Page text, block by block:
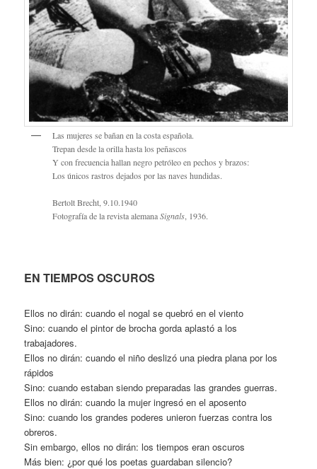
Las mujeres se bañan en la costa española.
Trepan desde la orilla hasta los peñascos
Y con frecuencia hallan negro petróleo en pechos y brazos:
Los únicos rastros dejados por las naves hundidas.
Bertolt Brecht, 9.10.1940
Fotografía de la revista alemanaSignals, 1936.
EN TIEMPOS OSCUROS
Ellos no dirán: cuando el nogal se quebró en el viento
Sino: cuando el pintor de brocha gorda aplastó a los
trabajadores.
Ellos no dirán: cuando el niño deslizó una piedra plana por los
rápidos
Sino: cuando estaban siendo preparadas las grandes guerras.
Ellos no dirán: cuando la mujer ingresó en el aposento
Sino: cuando los grandes poderes unieron fuerzas contra los
obreros.
Sin embargo, ellos no dirán: los tiempos eran oscuros
Más bien: ¿por qué los poetas guardaban silencio?